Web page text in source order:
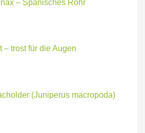
– Spanisches Rohr
– trost für die Augen
(Juniperus macropoda)